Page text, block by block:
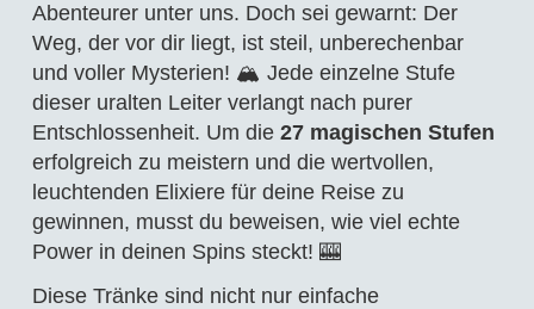
Abenteurer unter uns. Doch sei gewarnt: Der
Weg, der vor dir liegt, ist steil, unberechenbar
und voller Mysterien! 🏔️ Jede einzelne Stufe
dieser uralten Leiter verlangt nach purer
Entschlossenheit. Um die 27 magischen Stufen
erfolgreich zu meistern und die wertvollen,
leuchtenden Elixiere für deine Reise zu
gewinnen, musst du beweisen, wie viel echte
Power in deinen Spins steckt! 🎰
Diese Tränke sind nicht nur einfache